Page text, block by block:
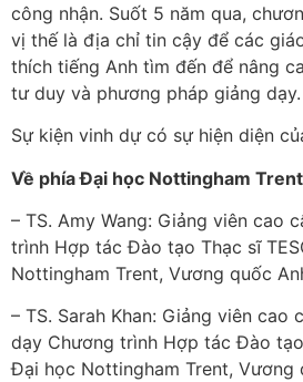
công nhận. Suốt 5 năm qua,
vị thế là địa chỉ tin cậy để các
thích tiếng Anh tìm đến để nâng
tư duy và phương pháp giảng dạy.
Sự kiện vinh dự có sự hiện diện
Về phía Đại học Nottingham
– TS. Amy Wang: Giảng viên cao
trình Hợp tác Đào tạo Thạc sĩ
Nottingham Trent, Vương quốc
– TS. Sarah Khan: Giảng viên cao
dạy Chương trình Hợp tác Đào
Đại học Nottingham Trent, Vương